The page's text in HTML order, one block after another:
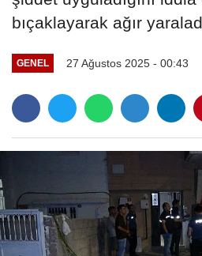
bıçaklayarak ağır
GENEL 27 Ağustos 2025 - 00:43